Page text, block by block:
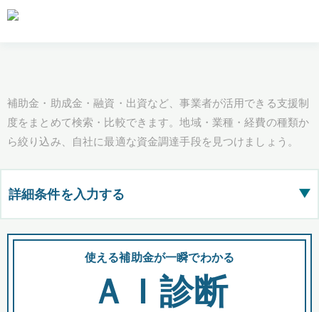
補助金・助成金・融資・出資など、事業者が活用できる支援制
度をまとめて検索・比較できます。地域・業種・経費の種類か
ら絞り込み、自社に最適な資金調達手段を見つけましょう。
詳細条件を入力する ▶
都道府県
全国の検索結果を含めて表示
使える補助金が一瞬でわかる
ＡＩ診断